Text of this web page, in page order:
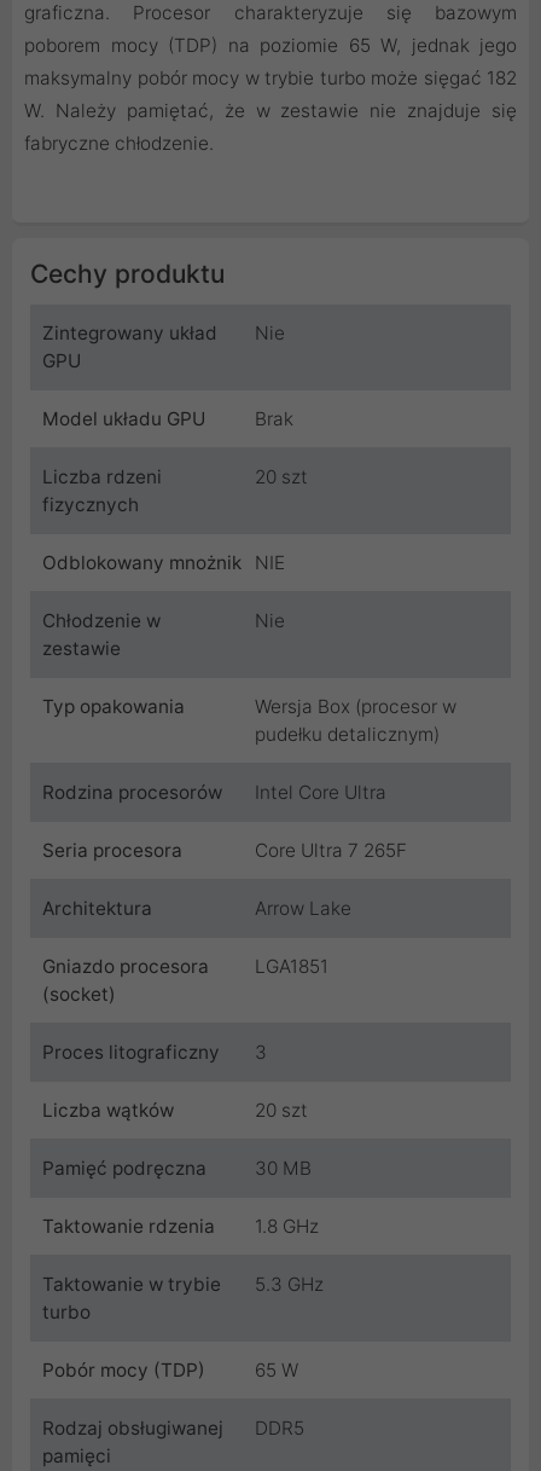
graficzna. Procesor charakteryzuje się bazowym
poborem mocy (TDP) na poziomie 65 W, jednak jego
maksymalny pobór mocy w trybie turbo może sięgać 182
W. Należy pamiętać, że w zestawie nie znajduje się
fabryczne chłodzenie.
Cechy produktu
Zintegrowany układ
GPU
Nie
Model układu GPU Brak
Liczba rdzeni
fizycznych
20 szt
Odblokowany mnożnik NIE
Chłodzenie w
zestawie
Nie
Typ opakowania
Wersja Box (procesor w
pudełku detalicznym)
Rodzina procesorów Intel Core Ultra
Seria procesora Core Ultra 7 265F
Architektura Arrow Lake
Gniazdo procesora
(socket)
LGA1851
Proces litograficzny 3
Liczba wątków 20 szt
Pamięć podręczna 30 MB
Taktowanie rdzenia 1.8 GHz
Taktowanie w trybie
turbo
5.3 GHz
Pobór mocy (TDP) 65 W
Rodzaj obsługiwanej
pamięci
DDR5